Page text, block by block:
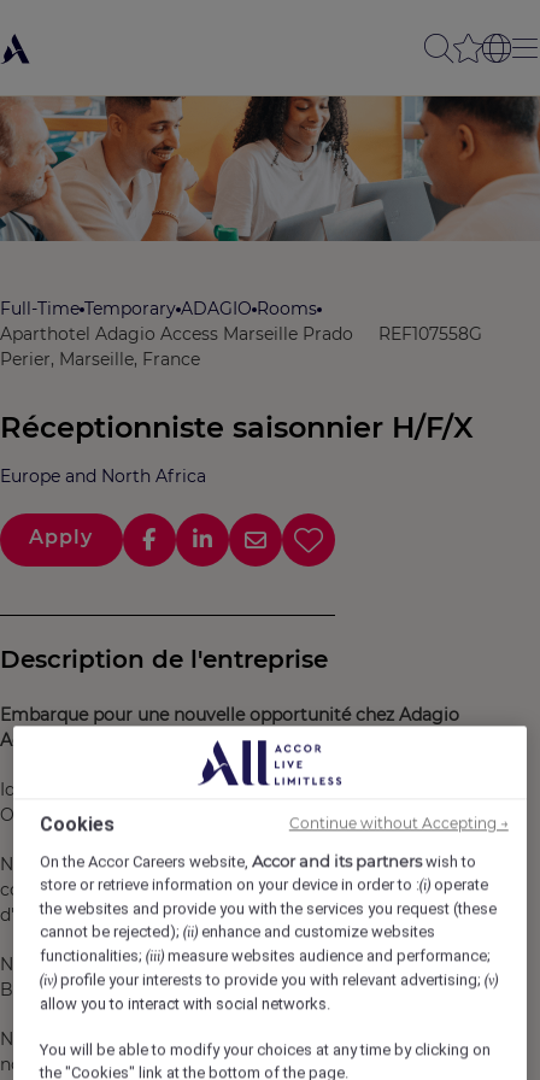
Full-Time Temporary ADAGIO Rooms
Aparthotel Adagio Access Marseille Prado
Perier, Marseille, France
REF107558G
Réceptionniste saisonnier H/F/X
Europe and North Africa
Apply
Description de l'entreprise
Embarque pour une nouvelle opportunité chez Adagio
Access Marseille Prado Perier
Idéalement situé sur le Prado et à proximité du stade
Orange Vélodrome et du Palais des Congrès
Notre Aparthotel dispose de 102 appartements
confortables et climatisés, tous meublés et équipés
d'une cuisine.
Nous attirons une clientèle locale et internationale
Business & Loisir.
Notre équipe est polyvalente, engagée et composée de
nombreuses personnalités épatantes!
Cookies
On the Accor Careers website,Accor and its partnerswish to
store or retrieve information on your device in order to :(i) operate
the websites and provide you with the services you request (these
cannot be rejected);(ii) enhance and customize websites
functionalities;(iii) measure websites audience and performance;
(iv) profile your interests to provide you with relevant advertising;(v)
allow you to interact with social networks.
You will be able to modify your choices at any time by clicking on
the "Cookies" link at the bottom of the page.
Continue without Accepting →